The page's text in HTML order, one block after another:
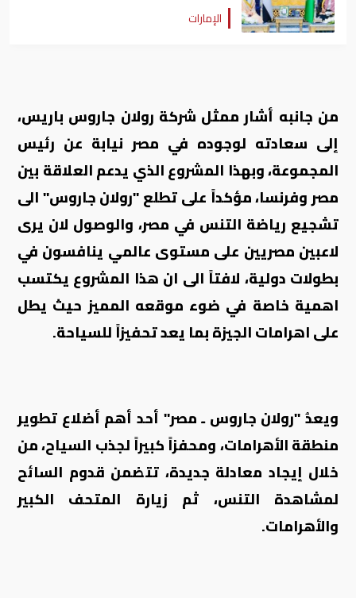
الإمارات
من جانبه أشار ممثل شركة رولان جاروس باريس،
إلى سعادته لوجوده في مصر نيابة عن رئيس
المجموعة، وبهذا المشروع الذي يدعم العلاقة بين
مصر وفرنسا، مؤكداً على تطلع "رولان جاروس" الى
تشجيع رياضة التنس في مصر، والوصول لان يرى
لاعبين مصريين على مستوى عالمي ينافسون في
بطولات دولية، لافتاً الى ان هذا المشروع يكتسب
اهمية خاصة في ضوء موقعه المميز حيث يطل
على اهرامات الجيزة بما يعد تحفيزاً للسياحة.
ويعدُ "رولان جاروس ـ مصر" أحد أهم أضلاع تطوير
منطقة الأهرامات، ومحفزاً كبيراً لجذب السياح، من
خلال إيجاد معادلة جديدة، تتضمن قدوم السائح
لمشاهدة التنس، ثم زيارة المتحف الكبير
والأهرامات.